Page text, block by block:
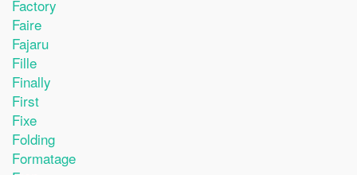
Factory
Faire
Fajaru
Fille
Finally
First
Fixe
Folding
Formatage